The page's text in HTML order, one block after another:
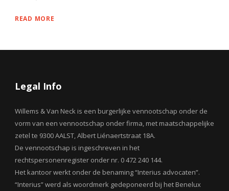
READ MORE
Legal Info
Willems & Van Neck is een burgerlijke vennootschap onder de
vorm van een vennootschap onder firma, met maatschappelijke
zetel te 9300 AALST, Albert Liénaertstraat 18A.
De vennootschap is ingeschreven in het
rechtspersonenregister onder nr. 0 472 240 144.
Het kantoor werkt onder de benaming “Interius advocaten”.
“Interius” werd als woordmerk gedeponeerd bij het Benelux